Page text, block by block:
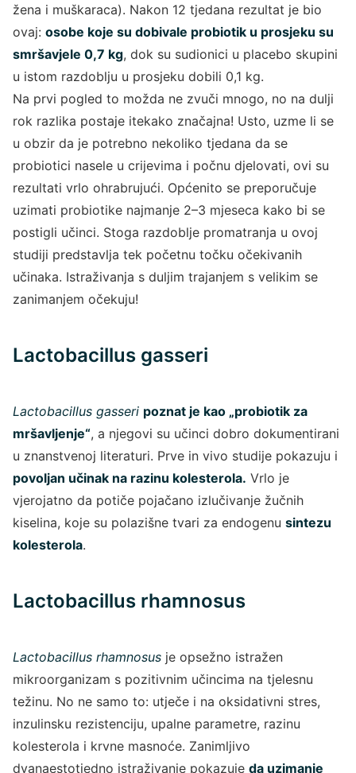
žena i muškaraca). Nakon 12 tjedana rezultat je bio
ovaj: osobe koje su dobivale probiotik u prosjeku su
smršavjele 0,7 kg, dok su sudionici u placebo skupini
u istom razdoblju u prosjeku dobili 0,1 kg.
Na prvi pogled to možda ne zvuči mnogo, no na dulji
rok razlika postaje itekako značajna! Usto, uzme li se
u obzir da je potrebno nekoliko tjedana da se
probiotici nasele u crijevima i počnu djelovati, ovi su
rezultati vrlo ohrabrujući. Općenito se preporučuje
uzimati probiotike najmanje 2–3 mjeseca kako bi se
postigli učinci. Stoga razdoblje promatranja u ovoj
studiji predstavlja tek početnu točku očekivanih
učinaka. Istraživanja s duljim trajanjem s velikim se
zanimanjem očekuju!
Lactobacillus gasseri
Lactobacillus gasseri poznat je kao „probiotik za
mršavljenje“, a njegovi su učinci dobro dokumentirani
u znanstvenoj literaturi. Prve in vivo studije pokazuju i
povoljan učinak na razinu kolesterola. Vrlo je
vjerojatno da potiče pojačano izlučivanje žučnih
kiselina, koje su polazišne tvari za endogenu sintezu
kolesterola.
Lactobacillus rhamnosus
Lactobacillus rhamnosus je opsežno istražen
mikroorganizam s pozitivnim učincima na tjelesnu
težinu. No ne samo to: utječe i na oksidativni stres,
inzulinsku rezistenciju, upalne parametre, razinu
kolesterola i krvne masnoće. Zanimljivo
dvanaestotjedno istraživanje pokazuje da uzimanje